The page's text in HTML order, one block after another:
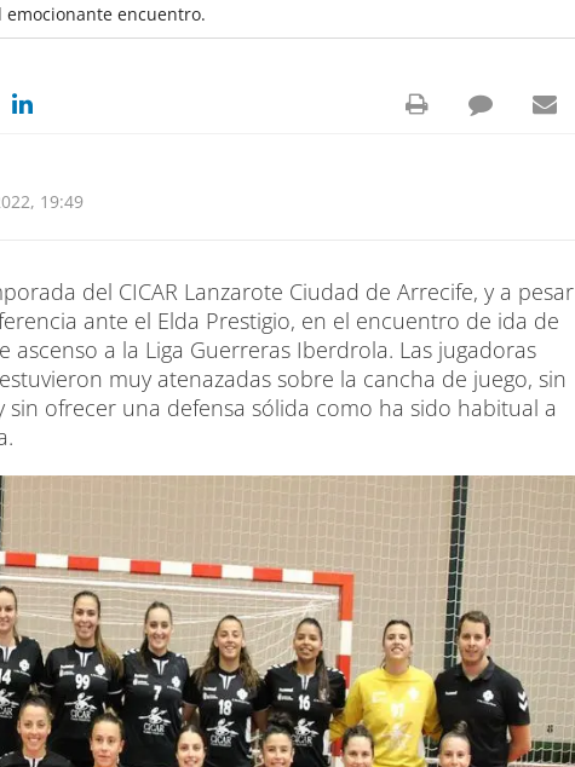
emocionante encuentro.
19:49
del CICAR Lanzarote Ciudad de Arrecife, y a pesar
ante el Elda Prestigio, en el encuentro de ida de
ascenso a la Liga Guerreras Iberdrola. Las jugadoras
muy atenazadas sobre la cancha de juego, sin
sin ofrecer una defensa sólida como ha sido habitual a